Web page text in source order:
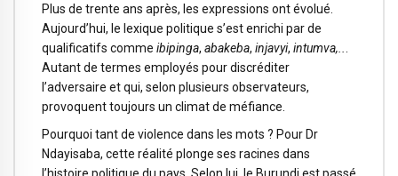
Plus de trente ans après, les expressions ont évolué.
Aujourd’hui, le lexique politique s’est enrichi par de
qualificatifs comme ibipinga, abakeba, injavyi, intumva,..
Autant de termes employés pour discréditer
l’adversaire et qui, selon plusieurs observateurs,
provoquent toujours un climat de méfiance.
Pourquoi tant de violence dans les mots ? Pour Dr
Ndayisaba, cette réalité plonge ses racines dans
l’histoire politique du pays. Selon lui, le Burundi est passé